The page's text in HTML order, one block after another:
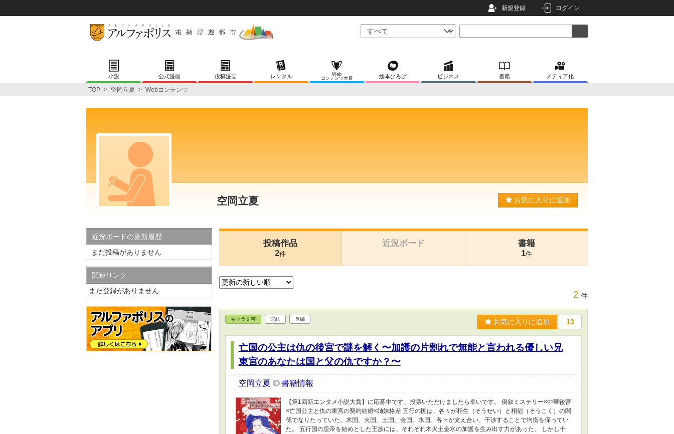
新規登録 ログイン
小説 公式漫画 投稿漫画 レンタル
Web
コンテンツ大賞
絵本ひろば ビジネス 書籍 メディア化
TOP > 空岡立夏 > Webコンテンツ
空岡立夏 お気に入りに追加
投稿作品
2件
近況ボード
書籍
1件
2 件
キャラ文芸 完結 長編 お気に入りに追加 13
亡国の公主は仇の後宮で謎を解く〜加護の片割れで無能と言われる優しい兄
東宮のあなたは国と父の仇ですか？〜
空岡立夏 書籍情報
【第1回新エンタメ小説大賞】に応募中です、投票いただけましたら幸いです。 倒叙ミステリー×中華後宮
×亡国公主と仇の東宮の契約結婚×姉妹格差 五行の国は、各々が相生（そうせい）と相剋（そうこく）の関
係でなりたっていた。木国、火国、土国、金国、水国。各々が支え合い、干渉することで均衡を保ってい
た。 五行国の皇帝を始めとした王族には、それぞれ木火土金水の加護を生み出す力があった。 しかし十
近況ボードの更新履歴
まだ投稿がありません
関連リンク
まだ登録がありません